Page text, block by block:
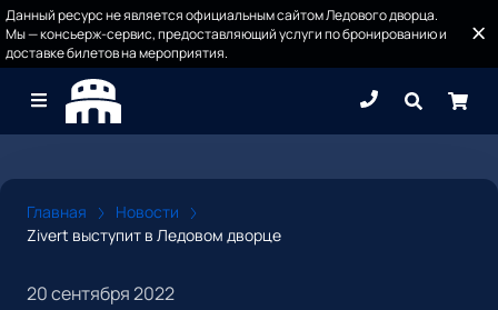
Данный ресурс не является официальным сайтом Ледового дворца.
Мы — консьерж-сервис, предоставляющий услуги по бронированию и
доставке билетов на мероприятия.
Главная
Новости
Zivert выступит в Ледовом дворце
20 сентября 2022